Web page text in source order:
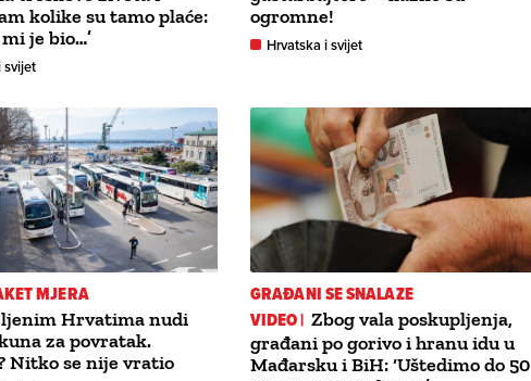
kolike su tamo plaće:
je bio…’
svijet
ogromne!
Hrvatska i svijet
MJERA
Hrvatima nudi
za povratak.
Nitko se nije vratio
GRAĐANI SE SNALAZE
VIDEO | Zbog vala poskupljenja,
građani po gorivo i hranu idu u
Mađarsku i BiH: ‘Uštedimo do 50